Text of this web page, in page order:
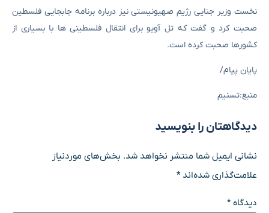
نخست وزیر جنایی رژیم صهیونیستی نیز درباره برنامه جابجایی فلسطین
صحبت کرد و گفت که تل آویو برای انتقال فلسطینی ها با بسیاری از
کشورها صحبت کرده است.
پایان پیام/
منبع:تسنیم
دیدگاهتان را بنویسید
نشانی ایمیل شما منتشر نخواهد شد. بخش‌های موردنیاز
علامت‌گذاری شده‌اند*
دیدگاه*